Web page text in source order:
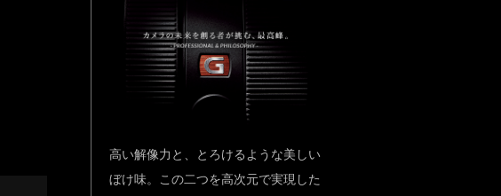
高い解像力と、とろけるような美しい
ぼけ味。この二つを高次元で実現した